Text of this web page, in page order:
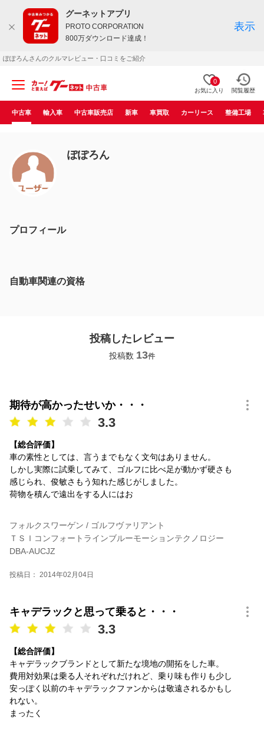
グーネットアプリ
PROTO CORPORATION
800万ダウンロード達成！
表示
ぽぽろんさんのクルマレビュー・口コミをご紹介
0
お気に入り 閲覧履歴
中古車 輸入車 中古車販売店 新車 車買取 カーリース 整備工場
ぽぽろん
プロフィール
自動車関連の資格
投稿したレビュー
投稿数 13件
期待が高かったせいか・・・
3.3
【総合評価】
車の素性としては、言うまでもなく文句はありません。
しかし実際に試乗してみて、ゴルフに比べ足が動かず硬さも
感じられ、俊敏さもう知れた感じがしました。
荷物を積んで遠出をする人にはお
フォルクスワーゲン / ゴルフヴァリアント
ＴＳＩコンフォートラインブルーモーションテクノロジー
DBA-AUCJZ
投稿日： 2014年02月04日
キャデラックと思って乗ると・・・
3.3
【総合評価】
キャデラックブランドとして新たな境地の開拓をした車。
費用対効果は乗る人それぞれだけれど、乗り味も作りも少し
安っぽく以前のキャデラックファンからは敬遠されるかもし
れない。
まったく